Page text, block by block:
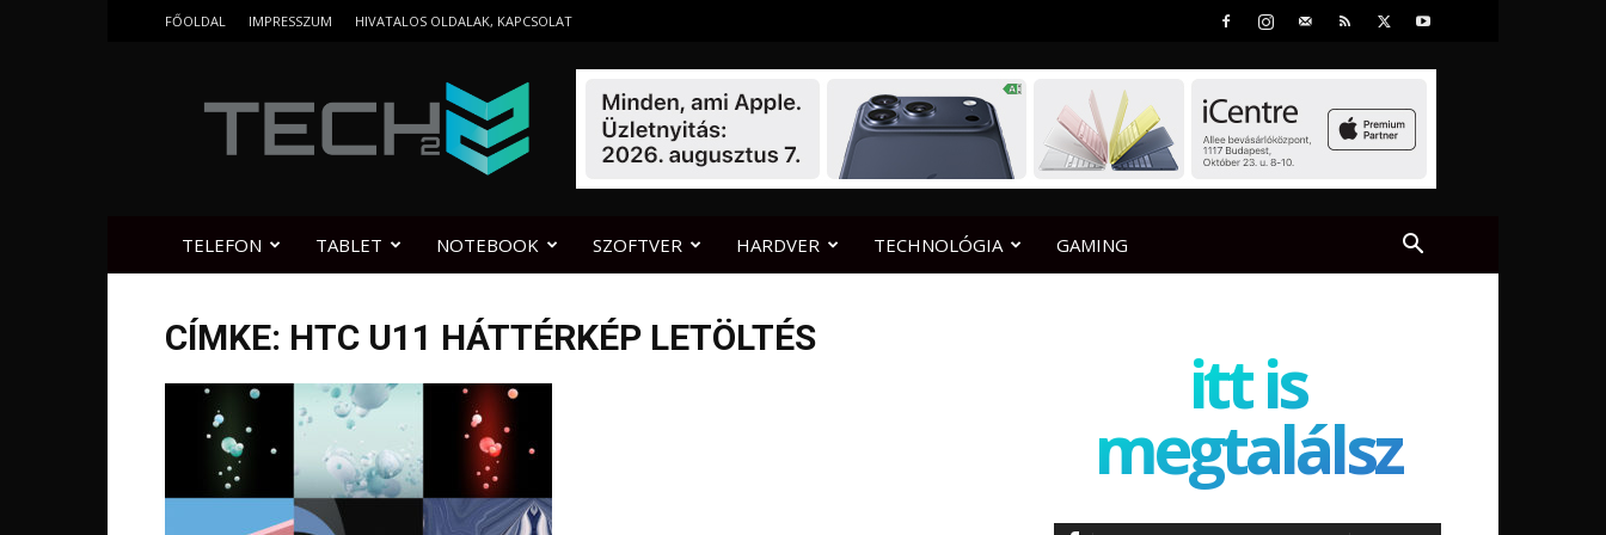
FŐOLDAL IMPRESSZUM HIVATALOS OLDALAK, KAPCSOLAT
TELEFON TABLET NOTEBOOK SZOFTVER HARDVER TECHNOLÓGIA GAMING
CÍMKE: HTC U11 HÁTTÉRKÉP LETÖLTÉS
itt is
megtalálsz